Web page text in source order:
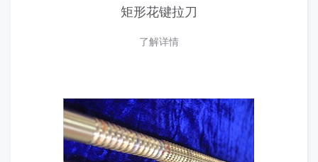
矩形花键拉刀
了解详情